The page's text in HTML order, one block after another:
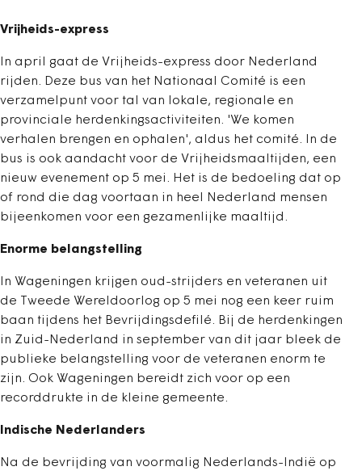
Vrijheids-express
In april gaat de Vrijheids-express door Nederland
rijden. Deze bus van het Nationaal Comité is een
verzamelpunt voor tal van lokale, regionale en
provinciale herdenkingsactiviteiten. 'We komen
verhalen brengen en ophalen', aldus het comité. In de
bus is ook aandacht voor de Vrijheidsmaaltijden, een
nieuw evenement op 5 mei. Het is de bedoeling dat op
of rond die dag voortaan in heel Nederland mensen
bijeenkomen voor een gezamenlijke maaltijd.
Enorme belangstelling
In Wageningen krijgen oud-strijders en veteranen uit
de Tweede Wereldoorlog op 5 mei nog een keer ruim
baan tijdens het Bevrijdingsdefilé. Bij de herdenkingen
in Zuid-Nederland in september van dit jaar bleek de
publieke belangstelling voor de veteranen enorm te
zijn. Ook Wageningen bereidt zich voor op een
recorddrukte in de kleine gemeente.
Indische Nederlanders
Na de bevrijding van voormalig Nederlands-Indië op